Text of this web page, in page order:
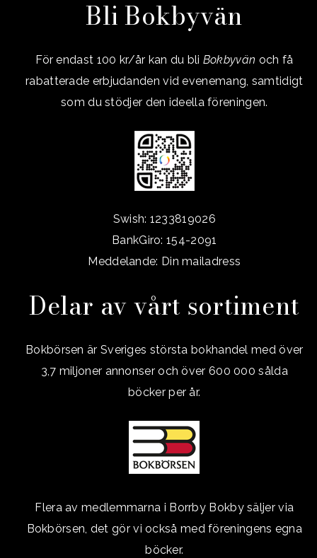
Bli Bokbyvän
För endast 100 kr/år kan du bli Bokbyvän och få
rabatterade erbjudanden vid evenemang, samtidigt
som du stödjer den ideella föreningen.
Swish: 1233819026
BankGiro: 154-2091
Meddelande: Din mailadress
Delar av vårt sortiment
Bokbörsen är Sveriges största bokhandel med över
3,7 miljoner annonser och över 600 000 sålda
böcker per år.
Flera av medlemmarna i Borrby Bokby säljer via
Bokbörsen, det gör vi också med föreningens egna
böcker.